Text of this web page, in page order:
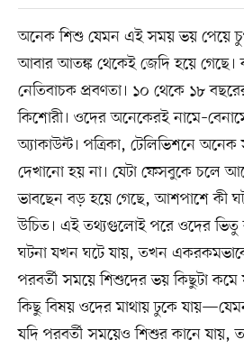
অনেক শিশু যেমন এই সময় ভয় পেয়ে
আবার আতঙ্ক থেকেই জেদি হয়ে গেছে।
নেতিবাচক প্রবণতা। ১০ থেকে ১৮
কিশোরী। ওদের অনেকেরই
অ্যাকাউন্ট। পত্রিকা, টেলিভিশনে
দেখানো হয় না। যেটা ফেসবুকে চলে
ভাবছেন বড় হয়ে গেছে, আশপাশে কী
উচিত। এই তথ্যগুলোই পরে ওদের ভিতু
ঘটনা যখন ঘটে যায়, তখন
পরবর্তী সময়ে শিশুদের ভয় কিছুটা কমে
কিছু বিষয় ওদের মাথায় ঢুকে
যদি পরবর্তী সময়েও শিশুর কানে যায়,